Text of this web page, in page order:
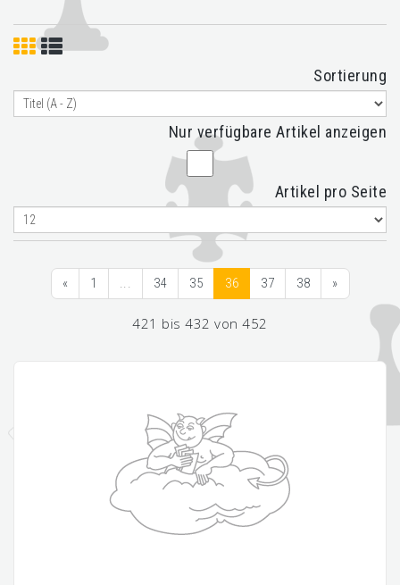
Sortierung
Nur verfügbare Artikel anzeigen
Artikel pro Seite
« 1 ... 34 35 36 37 38 »
421 bis 432 von 452